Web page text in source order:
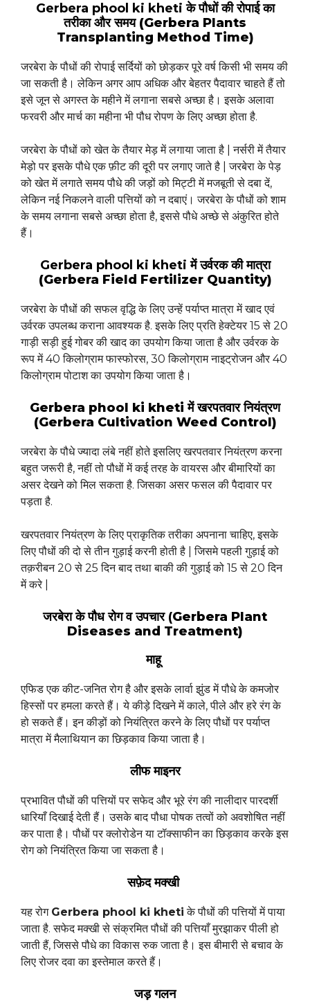
Gerbera phool ki kheti के पौधों की रोपाई का
तरीका और समय (Gerbera Plants
Transplanting Method Time)
जरबेरा के पौधों की रोपाई सर्दियों को छोड़कर पूरे वर्ष किसी भी समय की
जा सकती है। लेकिन अगर आप अधिक और बेहतर पैदावार चाहते हैं तो
इसे जून से अगस्त के महीने में लगाना सबसे अच्छा है। इसके अलावा
फरवरी और मार्च का महीना भी पौध रोपण के लिए अच्छा होता है.
जरबेरा के पौधों को खेत के तैयार मेड़ में लगाया जाता है | नर्सरी में तैयार
मेड़ो पर इसके पौधे एक फ़ीट की दूरी पर लगाए जाते है | जरबेरा के पेड़
को खेत में लगाते समय पौधे की जड़ों को मिट्टी में मजबूती से दबा दें,
लेकिन नई निकलने वाली पत्तियों को न दबाएं। जरबेरा के पौधों को शाम
के समय लगाना सबसे अच्छा होता है, इससे पौधे अच्छे से अंकुरित होते
हैं।
Gerbera phool ki kheti में उर्वरक की मात्रा
(Gerbera Field Fertilizer Quantity)
जरबेरा के पौधों की सफल वृद्धि के लिए उन्हें पर्याप्त मात्रा में खाद एवं
उर्वरक उपलब्ध कराना आवश्यक है. इसके लिए प्रति हेक्टेयर 15 से 20
गाड़ी सड़ी हुई गोबर की खाद का उपयोग किया जाता है और उर्वरक के
रूप में 40 किलोग्राम फास्फोरस, 30 किलोग्राम नाइट्रोजन और 40
किलोग्राम पोटाश का उपयोग किया जाता है।
Gerbera phool ki kheti में खरपतवार नियंत्रण
(Gerbera Cultivation Weed Control)
जरबेरा के पौधे ज्यादा लंबे नहीं होते इसलिए खरपतवार नियंत्रण करना
बहुत जरूरी है, नहीं तो पौधों में कई तरह के वायरस और बीमारियों का
असर देखने को मिल सकता है. जिसका असर फसल की पैदावार पर
पड़ता है.
खरपतवार नियंत्रण के लिए प्राकृतिक तरीका अपनाना चाहिए, इसके
लिए पौधों की दो से तीन गुड़ाई करनी होती है | जिसमे पहली गुड़ाई को
तक़रीबन 20 से 25 दिन बाद तथा बाकी की गुड़ाई को 15 से 20 दिन
में करे |
जरबेरा के पौध रोग व उपचार (Gerbera Plant
Diseases and Treatment)
माहू
एफिड एक कीट-जनित रोग है और इसके लार्वा झुंड में पौधे के कमजोर
हिस्सों पर हमला करते हैं। ये कीड़े दिखने में काले, पीले और हरे रंग के
हो सकते हैं। इन कीड़ों को नियंत्रित करने के लिए पौधों पर पर्याप्त
मात्रा में मैलाथियान का छिड़काव किया जाता है।
लीफ माइनर
प्रभावित पौधों की पत्तियों पर सफेद और भूरे रंग की नालीदार पारदर्शी
धारियाँ दिखाई देती हैं। उसके बाद पौधा पोषक तत्वों को अवशोषित नहीं
कर पाता है। पौधों पर क्लोरोडेन या टॉक्साफीन का छिड़काव करके इस
रोग को नियंत्रित किया जा सकता है।
सफ़ेद मक्खी
यह रोग Gerbera phool ki kheti के पौधों की पत्तियों में पाया
जाता है. सफेद मक्खी से संक्रमित पौधों की पत्तियाँ मुरझाकर पीली हो
जाती हैं, जिससे पौधे का विकास रुक जाता है। इस बीमारी से बचाव के
लिए रोजर दवा का इस्तेमाल करते हैं।
जड़ गलन